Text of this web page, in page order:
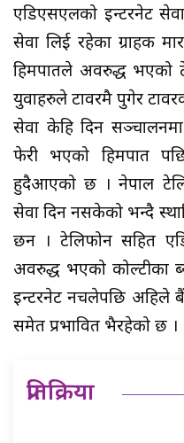
एडिएसएलको इन्टरनेट
सेवा लिई रहेका ग्राहक
हिमपातले अवरुद्ध भएको
युवाहरुले टावरमै पुगेर
सेवा केहि दिन
फेरी भएको हिमपात
हुदैआएको छ । नेपाल
सेवा दिन नसकेको भन्दै
छन । टेलिफोन सहित
अवरुद्ध भएको कोल्टीका
इन्टरनेट नचलेपछि अहिले
समेत प्रभावित भैरहेको छ ।
प्रतिक्रिया